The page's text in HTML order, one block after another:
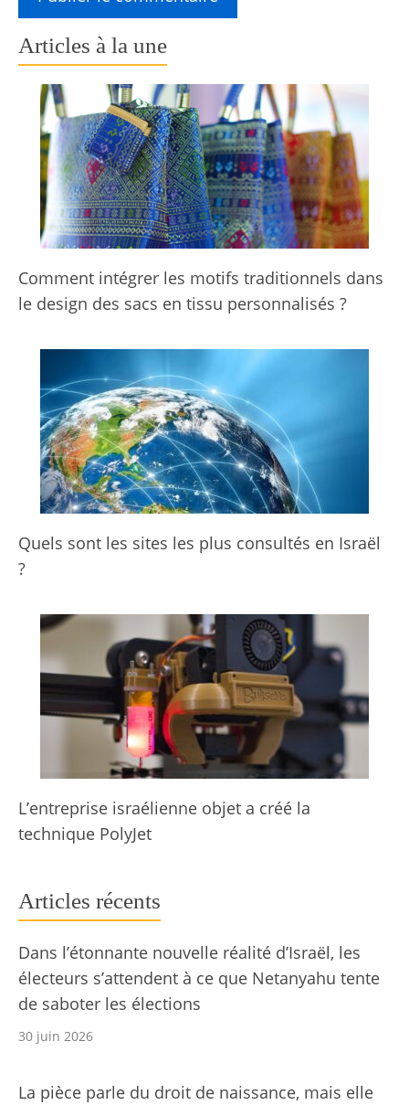
Articles à la une
Comment intégrer les motifs traditionnels dans
le design des sacs en tissu personnalisés ?
Quels sont les sites les plus consultés en Israël
?
L’entreprise israélienne objet a créé la
technique PolyJet
Articles récents
Dans l’étonnante nouvelle réalité d’Israël, les
électeurs s’attendent à ce que Netanyahu tente
de saboter les élections
30 juin 2026
La pièce parle du droit de naissance, mais elle